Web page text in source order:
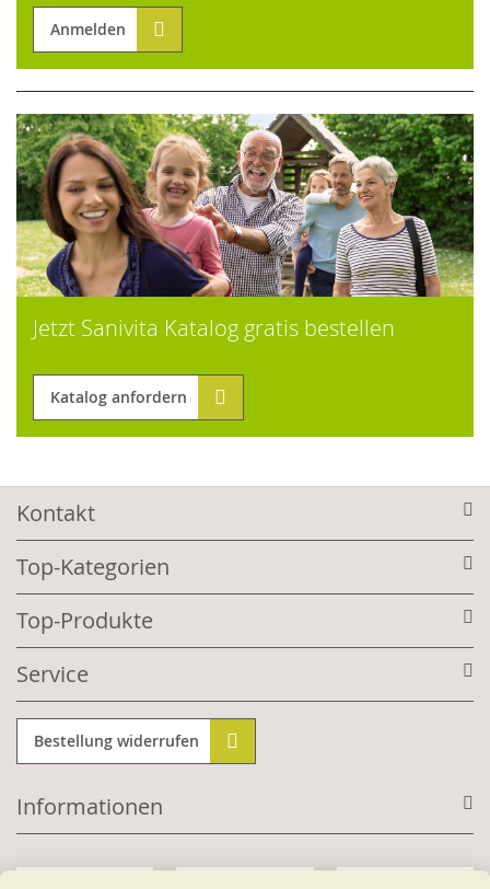
Anmelden
Jetzt Sanivita Katalog gratis bestellen
Katalog anfordern
Kontakt
Top-Kategorien
Top-Produkte
Service
Bestellung widerrufen
Informationen